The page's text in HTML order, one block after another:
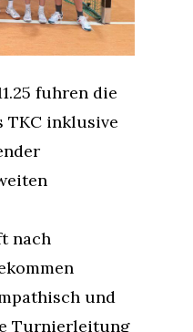
fuhren die
TKC inklusive
nach
und
Turnierleitung